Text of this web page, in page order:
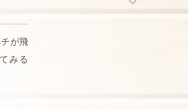
が飛
みる